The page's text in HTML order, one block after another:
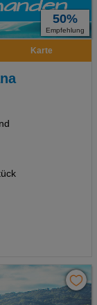
50%
Empfehlung
Karte